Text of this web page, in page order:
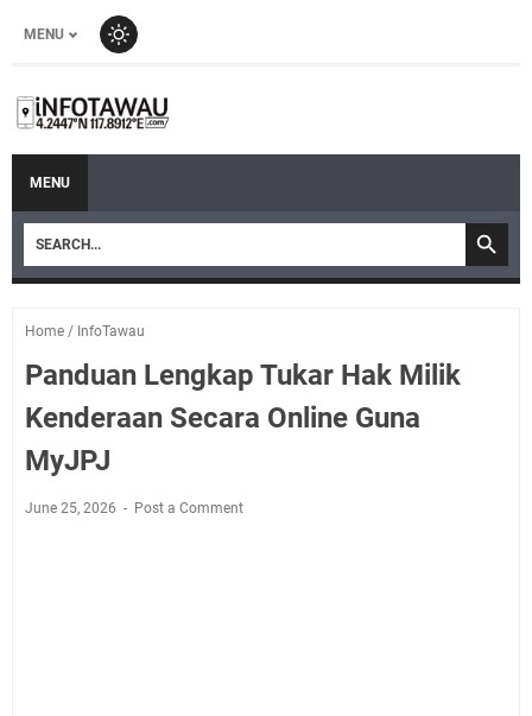
MENU
MENU
Home / InfoTawau
Panduan Lengkap Tukar Hak Milik
Kenderaan Secara Online Guna
MyJPJ
June 25, 2026 Post a Comment